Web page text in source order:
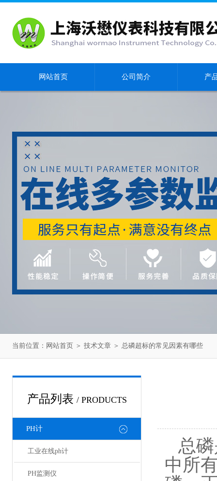
网站首页 公司简介 产
当前位置： 网站首页 ＞ 技术文章 ＞ 总磷超标的常见因素有哪些
产品列表 / PRODUCTS
PH计
工业在线ph计
PH监测仪
总
中所